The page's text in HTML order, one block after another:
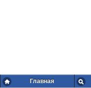
Главная